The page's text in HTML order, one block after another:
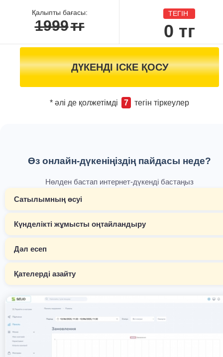
Қалыпты бағасы:
1999тг
ТЕГІН
0 тг
ДҮКЕНДІ ІСКЕ ҚОСУ
* әлі де қолжетімді 7 тегін тіркеулер
Өз онлайн-дүкеніңіздің пайдасы неде?
Нөлден бастап интернет-дүкенді бастаңыз
Сатылымның өсуі
Күнделікті жұмысты оңтайландыру
Дәл есеп
Қателерді азайту